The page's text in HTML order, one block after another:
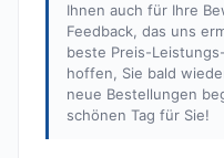
Ihnen auch für Ihre
Feedback, das uns
beste Preis-
hoffen, Sie bald
neue Bestellungen
schönen Tag für Sie!